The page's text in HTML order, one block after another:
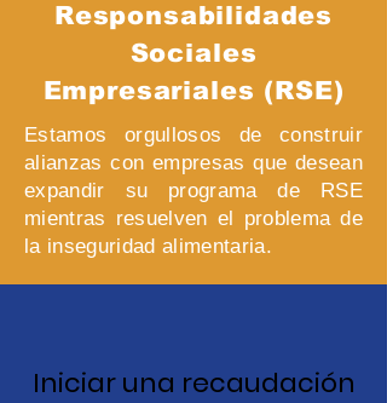
Responsabilidades
Sociales
Empresariales (RSE)
Estamos orgullosos de construir
alianzas con empresas que desean
expandir su programa de RSE
mientras resuelven el problema de
la inseguridad alimentaria.
Iniciar una recaudación